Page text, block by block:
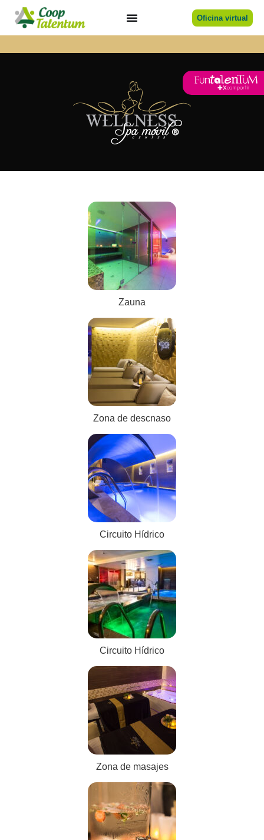
Oficina virtual
Zauna
Zona de descnaso
Circuito Hídrico
Circuito Hídrico
Zona de masajes